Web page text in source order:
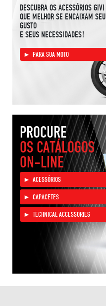
DESCUBRA OS ACESSÓRIOS GIVI
QUE MELHOR SE ENCAIXAM SEU
GUSTO
E SEUS NECESSIDADES!
PARA SUA MOTO
PROCURE
OS CATÁLOGOS
ON-LINE
ACESSÓRIOS
CAPACETES
TECHNICAL ACCESSORIES